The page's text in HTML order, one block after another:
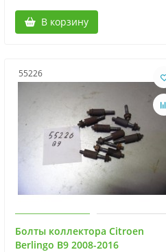
В корзину
55226
Болты коллектора Citroen
Berlingo B9 2008-2016